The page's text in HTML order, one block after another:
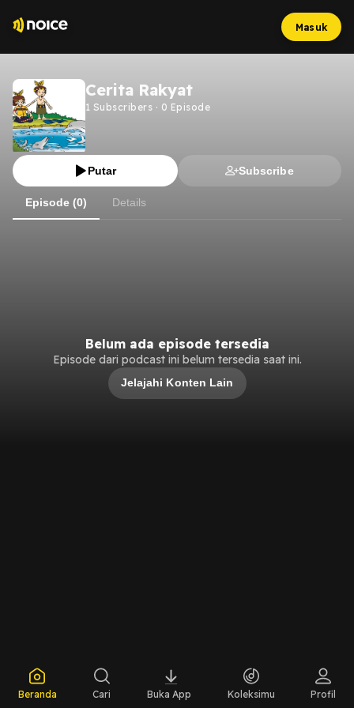
Masuk
Cerita Rakyat
1 Subscribers · 0 Episode
Putar Subscribe
Episode (0) Details
Belum ada episode tersedia
Episode dari podcast ini belum tersedia saat ini.
Jelajahi Konten Lain
Beranda Cari Buka App Koleksimu Profil